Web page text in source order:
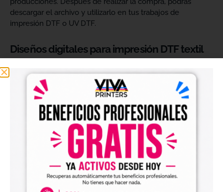
descargar el archivo y utilizarlo en tus trabajos de
impresión DTF o UV DTF.
Diseños digitales para impresión DTF textil
crear camisetas, sudaderas, tote bags, ropa infantil,
prendas promocionales y otros productos textiles
personalizados.
Los archivos están pensados para facilitar la preparación
de tus impresiones y ayudarte a crear nuevas colecciones
sin tener que diseñar cada imagen desde cero. Solo
tendrás que adaptar el tamaño a tus necesidades, preparar
el archivo en tu programa de impresión y producirlo con tu
maquinaria DTF.